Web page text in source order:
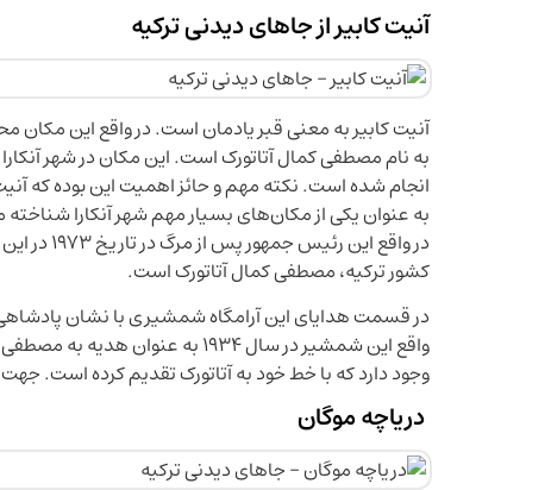
آنیت کابیر از جاهای دیدنی ترکیه
آنیت کابیر به معنی قبر یادمان است. در واقع این
به نام مصطفی کمال آتاتورک است. این مکان در شهر آنکارا
انجام شده است. نکته مهم و حائز اهمیت این بوده که
به عنوان یکی از مکان‌های بسیار مهم شهر آنکارا
در واقع
کشور ترکیه، مصطفی کمال آتاتورک است.
در قسمت هدایای این آرامگاه شمشیری با نشان پادشاهی
واقع این شمشیر در سال ۱۹۳۴ به
وجود دارد که با خط خود به آتاتورک تقدیم کرده است. جهت
دریاچه موگان